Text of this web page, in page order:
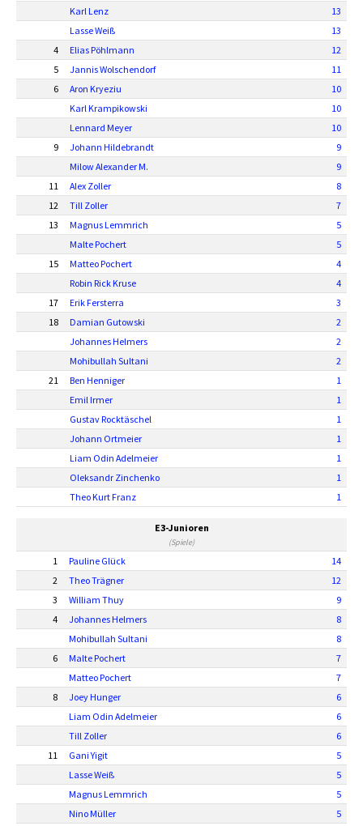
Karl Lenz
13
Lasse Weiß
13
4
Elias Pöhlmann
12
5
Jannis Wolschendorf
11
6
Aron Kryeziu
10
Karl Krampikowski
10
Lennard Meyer
10
9
Johann Hildebrandt
9
Milow Alexander M.
9
11
Alex Zoller
8
12
Till Zoller
7
13
Magnus Lemmrich
5
Malte Pochert
5
15
Matteo Pochert
4
Robin Rick Kruse
4
17
Erik Fersterra
3
18
Damian Gutowski
2
Johannes Helmers
2
Mohibullah Sultani
2
21
Ben Henniger
1
Emil Irmer
1
Gustav Rocktäschel
1
Johann Ortmeier
1
Liam Odin Adelmeier
1
Oleksandr Zinchenko
1
Theo Kurt Franz
1
E3-Junioren
(Spiele)
1 Pauline Glück
14
2
Theo Trägner
12
3
William Thuy
9
4
Johannes Helmers
8
Mohibullah Sultani
8
6
Malte Pochert
7
Matteo Pochert
7
8
Joey Hunger
6
Liam Odin Adelmeier
6
Till Zoller
6
11
Gani Yigit
5
Lasse Weiß
5
Magnus Lemmrich
5
Nino Müller
5